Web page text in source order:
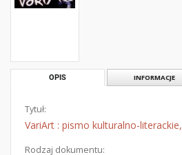
OPIS INFORMACJE
Tytuł:
VariArt : pismo kulturalno-
Rodzaj dokumentu: